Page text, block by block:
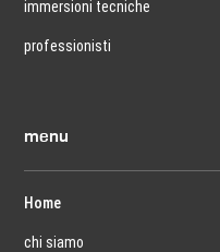
immersioni tecniche
professionisti
menu
Home
chi siamo